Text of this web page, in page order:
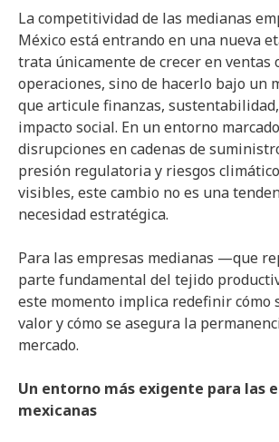
La competitividad de las medianas
México está entrando en una nueva
trata únicamente de crecer en ventas
operaciones, sino de hacerlo bajo un
que articule finanzas,
impacto social. En un entorno
disrupciones en cadenas de
presión regulatoria y riesgos
visibles, este cambio no es una
necesidad estratégica.
Para las empresas medianas —que
parte fundamental del tejido
este momento implica redefinir cómo
valor y cómo se asegura la
mercado.
Un entorno más exigente para las
mexicanas